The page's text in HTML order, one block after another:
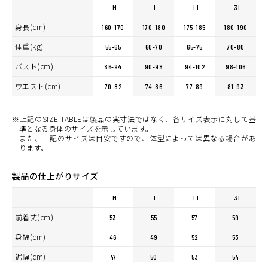
M L LL 3L
身長(cm) 160-170 170-180 175-185 180-190
体重(kg) 55-65 60-70 65-75 70-80
バスト(cm) 86-94 90-98 94-102 98-106
ウエスト(cm) 70-82 74-86 77-89 81-93
※上記のSIZE TABLEは製品の実寸法ではなく、各サイズ表示に対して基
準となる身体のサイズを示しています。
また、上記のサイズは目安ですので、体型によっては異なる場合があ
ります。
製品の仕上がりサイズ
M L LL 3L
前着丈(cm) 53 55 57 59
身幅(cm) 46 49 52 53
裾幅(cm) 47 50 53 54